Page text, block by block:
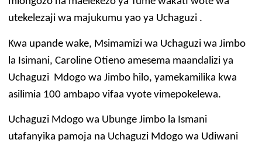
utekelezaji wa majukumu yao ya Uchaguzi .
Kwa upande wake, Msimamizi wa Uchaguzi wa Jimbo
la Isimani, Caroline Otieno amesema maandalizi ya
Uchaguzi Mdogo wa Jimbo hilo, yamekamilika kwa
asilimia 100 ambapo vifaa vyote vimepokelewa.
Uchaguzi Mdogo wa Ubunge Jimbo la Ismani
utafanyika pamoja na Uchaguzi Mdogo wa Udiwani